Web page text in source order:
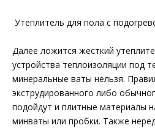
Утеплитель для пола с
Далее ложится жесткий
устройства теплоизоляции под
минеральные ваты нельзя.
экструдированного либо
подойдут и плитные материалы
минваты или пробки. Также